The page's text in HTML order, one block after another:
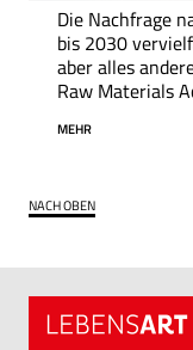
Die Nachfrage
bis 2030
aber alles
Raw Materials
MEHR
NACH OBEN